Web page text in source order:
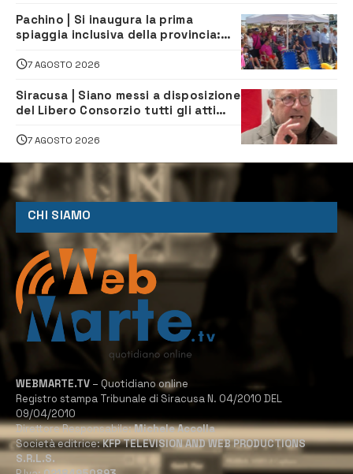
Pachino | Si inaugura la prima
spiaggia inclusiva della provincia:
tutti
7 AGOSTO 2026
Siracusa | Siano messi a disposizione
del Libero Consorzio tutti gli atti
7 AGOSTO 2026
CHI SIAMO
WEBMARTE.TV – Quotidiano online
Registro stampa Tribunale di Siracusa N. 04/2010 DEL
09/04/2010
Direttore Responsabile:Michele Accolla
Società editrice:KFP TELEVISION AND WEB PRODUCTIONS
S.R.L.S.